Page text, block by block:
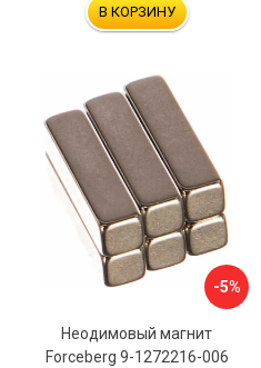
В КОРЗИНУ
-5%
Неодимовый магнит
Forceberg 9-1272216-006